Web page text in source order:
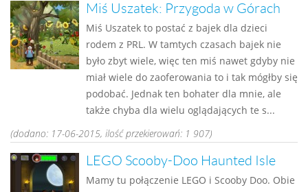
Miś Uszatek: Przygoda w Górach
Miś Uszatek to postać z bajek dla dzieci
rodem z PRL. W tamtych czasach bajek nie
było zbyt wiele, więc ten miś nawet gdyby nie
miał wiele do zaoferowania to i tak mógłby się
podobać. Jednak ten bohater dla mnie, ale
także chyba dla wielu oglądających te s...
(dodano: 17-06-2015, ilość przekierowań: 1 907)
LEGO Scooby-Doo Haunted Isle
Mamy tu połączenie LEGO i Scooby Doo. Obie